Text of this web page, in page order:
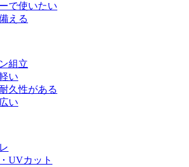
で使いたい
える
組立
い
久性がある
い
UVカット